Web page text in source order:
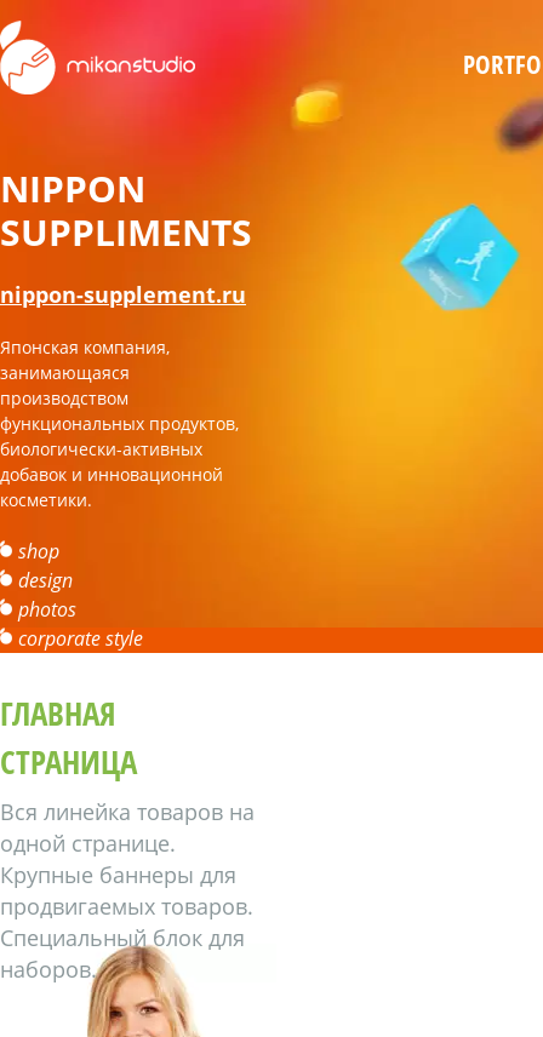
to
NIPPON
SUPPLIMENTS
nippon-supplement.ru
Японская компания,
занимающаяся
производством
функциональных продуктов,
биологически-активных
добавок и инновационной
косметики.
shop
design
photos
corporate style
ГЛАВНАЯ
СТРАНИЦА
Вся линейка товаров на
одной странице.
Крупные баннеры для
продвигаемых товаров.
Специальный блок для
наборов.